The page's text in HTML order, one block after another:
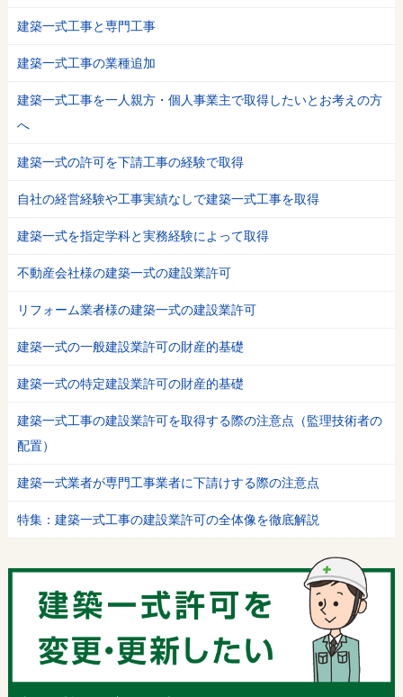
建築一式工事と専門工事
建築一式工事の業種追加
建築一式工事を一人親方・個人事業主で取得したいとお考えの方
へ
建築一式の許可を下請工事の経験で取得
自社の経営経験や工事実績なしで建築一式工事を取得
建築一式を指定学科と実務経験によって取得
不動産会社様の建築一式の建設業許可
リフォーム業者様の建築一式の建設業許可
建築一式の一般建設業許可の財産的基礎
建築一式の特定建設業許可の財産的基礎
建築一式工事の建設業許可を取得する際の注意点（監理技術者の
配置）
建築一式業者が専門工事業者に下請けする際の注意点
特集：建築一式工事の建設業許可の全体像を徹底解説